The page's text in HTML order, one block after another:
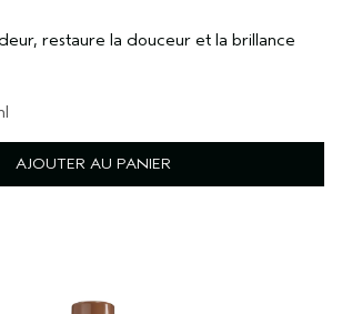
restaure la douceur et la brillance
AJOUTER AU PANIER